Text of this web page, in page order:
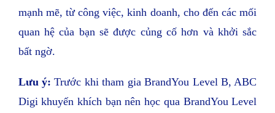
mạnh mẽ, từ công việc, kinh doanh, cho đến các mối
quan hệ của bạn sẽ được củng cố hơn và khởi sắc
bất ngờ.
Lưu ý: Trước khi tham gia BrandYou Level B, ABC
Digi khuyến khích bạn nên học qua BrandYou Level